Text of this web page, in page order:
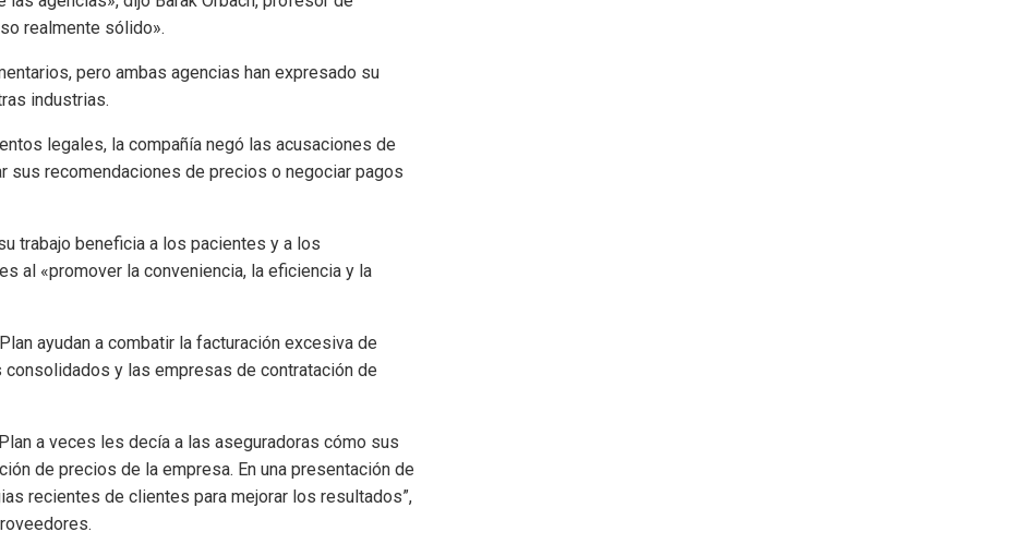
realmente sólido».
pero ambas agencias han expresado su
industrias.
legales, la compañía negó las acusaciones de
sus recomendaciones de precios o negociar pagos
trabajo beneficia a los pacientes y a los
al «promover la conveniencia, la eficiencia y la
ayudan a combatir la facturación excesiva de
y las empresas de contratación de
a veces les decía a las aseguradoras cómo sus
de precios de la empresa. En una presentación de
recientes de clientes para mejorar los resultados”,